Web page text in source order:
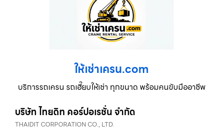
ให้เช่าเครน.com
บริการรถเครน รถเฮี๊ยบให้เช่า ทุกขนาด พร้อมคนขับมืออาชีพ
บริษัท ไทยดิท คอร์ปอเรชั่น จำกัด
THAIDIT CORPORATION CO., LTD.